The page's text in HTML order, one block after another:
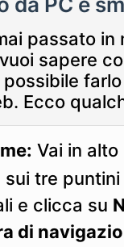
passato in
sapere
Ecco
Vai in alto
sui tre puntini
e clicca su
di